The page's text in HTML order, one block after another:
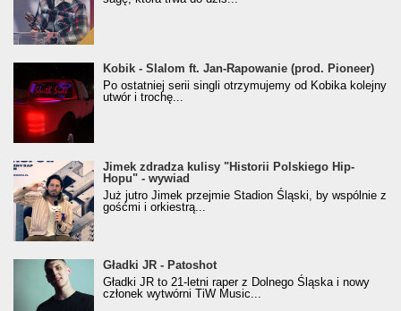
Kobik - Slalom ft. Jan-Rapowanie (prod. Pioneer)
[Official Music Visualiser]
Kobik - Slalom ft. Jan-Rapowanie (prod. Pioneer)
Po ostatniej serii singli otrzymujemy od Kobika kolejny
utwór i trochę...
Jimek zdradza kulisy "Historii Polskiego Hip-
Hopu" - wywiad
Jimek zdradza kulisy "Historii Polskiego Hip-
Hopu" - wywiad
Już jutro Jimek przejmie Stadion Śląski, by wspólnie z
gośćmi i orkiestrą...
Gładki JR - Patoshot
Gładki JR - Patoshot
Gładki JR to 21-letni raper z Dolnego Śląska i nowy
członek wytwórni TiW Music...